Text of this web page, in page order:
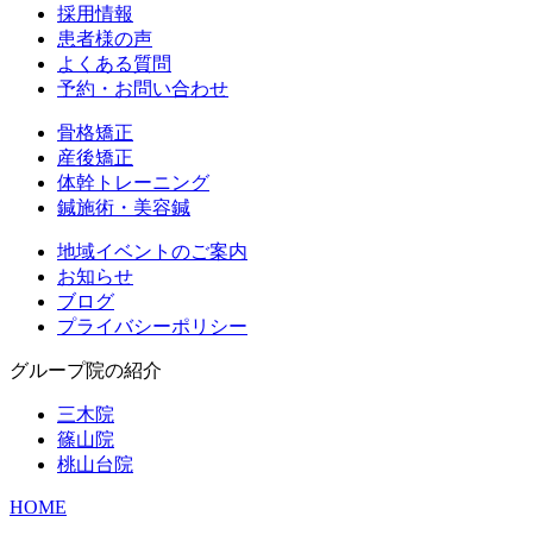
採用情報
患者様の声
よくある質問
予約・お問い合わせ
骨格矯正
産後矯正
体幹トレーニング
鍼施術・美容鍼
地域イベントのご案内
お知らせ
ブログ
プライバシーポリシー
グループ院の紹介
三木院
篠山院
桃山台院
HOME